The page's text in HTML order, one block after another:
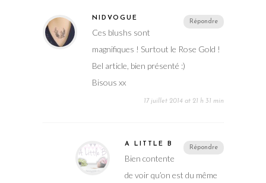
Répondre
NIDVOGUE
Ces blushs sont
magnifiques ! Surtout le Rose Gold !
Bel article, bien présenté :)
Bisous xx
17 juillet 2014 at 21 h 31 min
Répondre
A LITTLE B
Bien contente
de voir qu’on est du même